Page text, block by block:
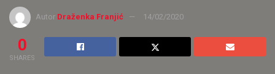
Autor Draženka Franjić 14/02/2020
0
SHARES